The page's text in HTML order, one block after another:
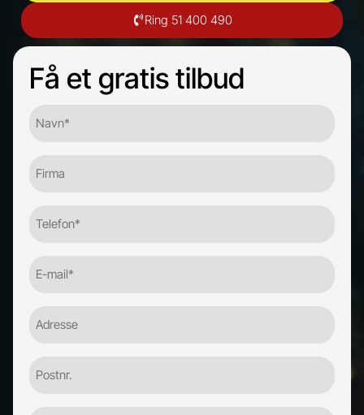
Ring 51 400 490
Få et gratis tilbud
(Required)
(Required)
mail